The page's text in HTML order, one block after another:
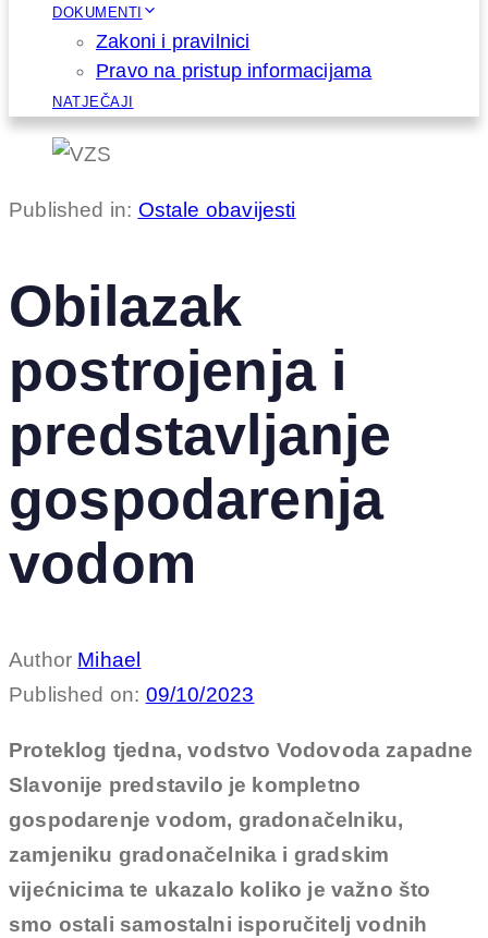
DOKUMENTI
Zakoni i pravilnici
Pravo na pristup informacijama
NATJEČAJI
Published in: Ostale obavijesti
Obilazak
postrojenja i
predstavljanje
gospodarenja
vodom
Author Mihael
Published on: 09/10/2023
Proteklog tjedna, vodstvo Vodovoda zapadne
Slavonije predstavilo je kompletno
gospodarenje vodom, gradonačelniku,
zamjeniku gradonačelnika i gradskim
vijećnicima te ukazalo koliko je važno što
smo ostali samostalni isporučitelj vodnih